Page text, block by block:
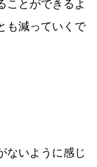
ことができるよ
も減っていくで
ないように感じ